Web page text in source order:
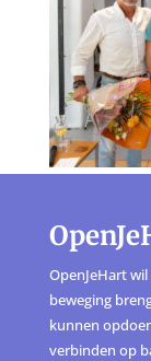
OpenJeHart
beweging
kunnen
verbinden op